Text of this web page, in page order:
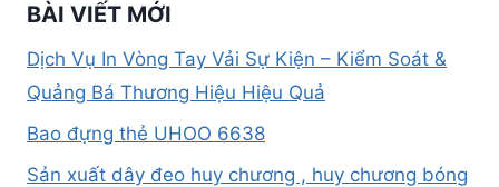
BÀI VIẾT MỚI
Dịch Vụ In Vòng Tay Vải Sự Kiện – Kiểm Soát &
Quảng Bá Thương Hiệu Hiệu Quả
Bao đựng thẻ UHOO 6638
Sản xuất dây đeo huy chương , huy chương bóng